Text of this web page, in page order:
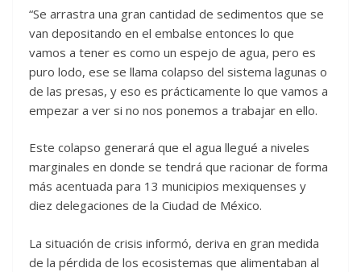
“Se arrastra una gran cantidad de sedimentos que se
van depositando en el embalse entonces lo que
vamos a tener es como un espejo de agua, pero es
puro lodo, ese se llama colapso del sistema lagunas o
de las presas, y eso es prácticamente lo que vamos a
empezar a ver si no nos ponemos a trabajar en ello.
Este colapso generará que el agua llegué a niveles
marginales en donde se tendrá que racionar de forma
más acentuada para 13 municipios mexiquenses y
diez delegaciones de la Ciudad de México.
La situación de crisis informó, deriva en gran medida
de la pérdida de los ecosistemas que alimentaban al